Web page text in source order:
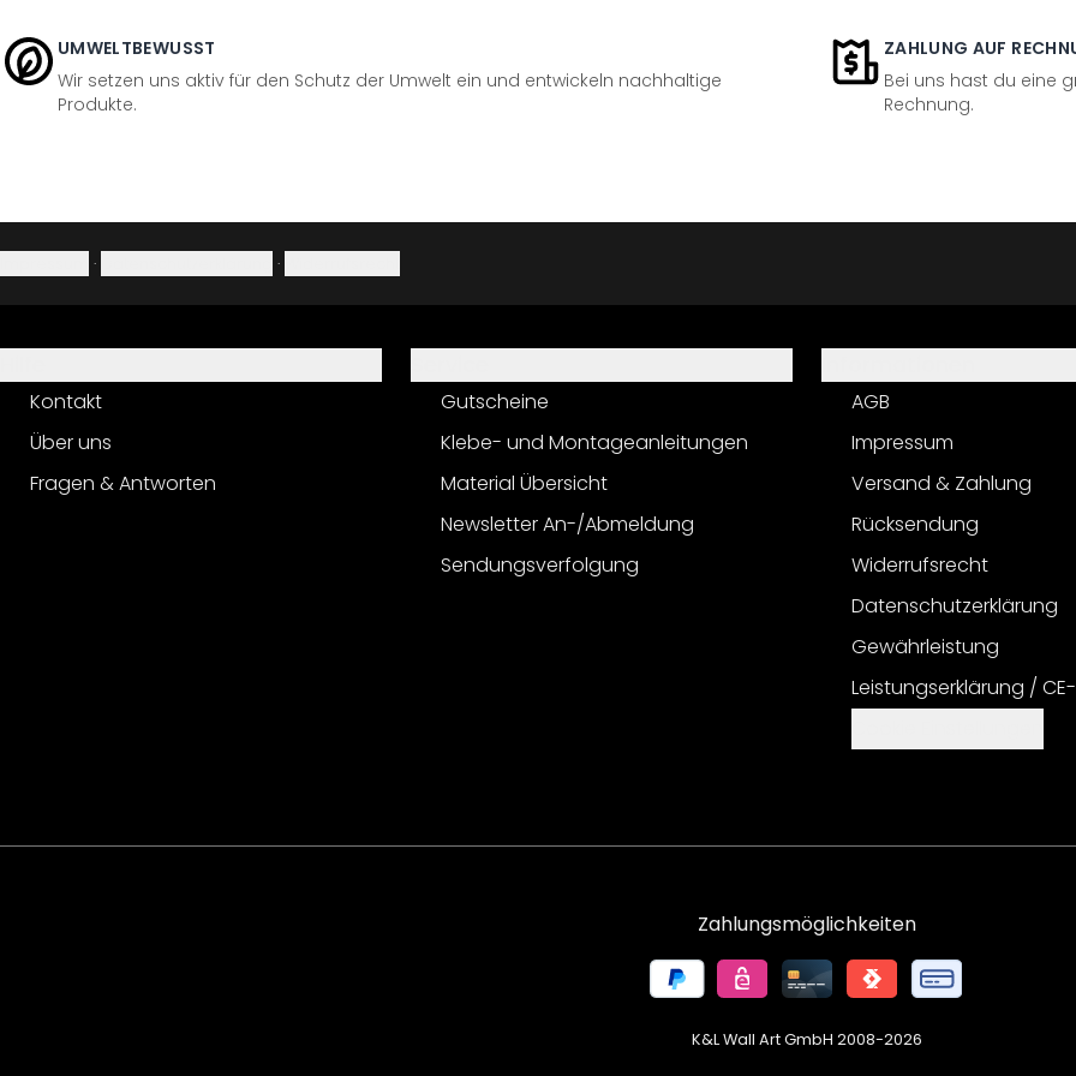
UMWELTBEWUSST
Wir setzen uns aktiv für den Schutz der Umwelt ein und entwickeln nachhaltige
Produkte.
ZAHLUNG AUF
Bei uns hast du eine
Rechnung.
· ·
Kontakt
Über uns
Fragen & Antworten
Gutscheine
Klebe- und Montageanleitungen
Material Übersicht
Newsletter An-/Abmeldung
Sendungsverfolgung
AGB
Impressum
Versand & Zahlung
Rücksendung
Widerrufsrecht
Datenschutzerklärung
Gewährleistung
Leistungserklärung /
Zahlungsmöglichkeiten
K&L Wall Art GmbH 2008-2026